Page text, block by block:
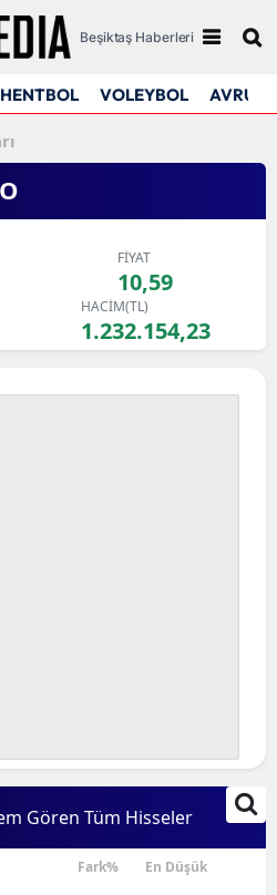
Beşiktaş Haberleri
HENTBOL VOLEYBOL
FİYAT
10,59
HACİM(TL)
1.232.154,23
Gören Tüm Hisseler
Fark% En Düşük